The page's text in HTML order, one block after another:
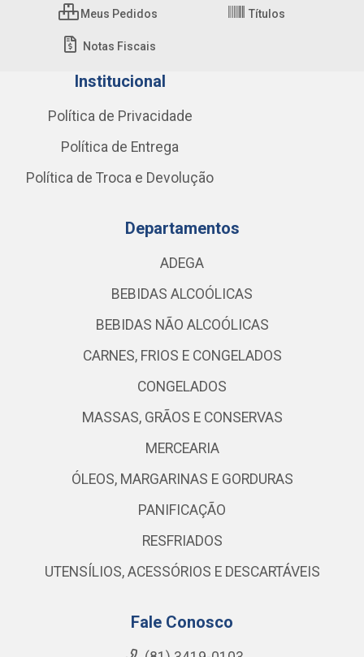
Meus Pedidos Títulos
Notas Fiscais
Institucional
Política de Privacidade
Política de Entrega
Política de Troca e Devolução
Departamentos
ADEGA
BEBIDAS ALCOÓLICAS
BEBIDAS NÃO ALCOÓLICAS
CARNES, FRIOS E CONGELADOS
CONGELADOS
MASSAS, GRÃOS E CONSERVAS
MERCEARIA
ÓLEOS, MARGARINAS E GORDURAS
PANIFICAÇÃO
RESFRIADOS
UTENSÍLIOS, ACESSÓRIOS E DESCARTÁVEIS
Fale Conosco